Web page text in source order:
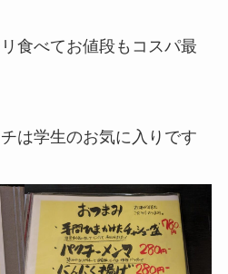
食べてお値段もコスパ最
は学生のお気に入りです